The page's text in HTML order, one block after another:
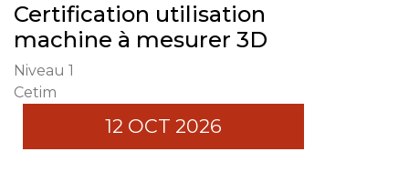
Certification utilisation
machine à mesurer 3D
Niveau 1
Cetim
12 OCT 2026